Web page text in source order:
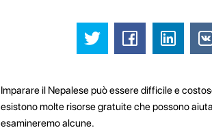
Imparare il Nepalese può essere difficile e
esistono molte risorse gratuite che possono
esamineremo alcune.